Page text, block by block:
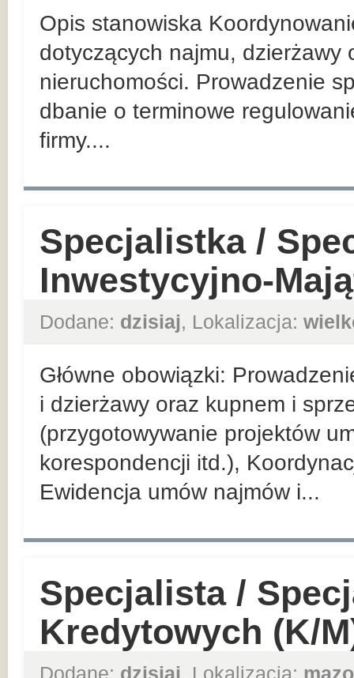
Opis stanowiska
dotyczących najmu, dzierżawy
nieruchomości. Prowadzenie
dbanie o terminowe
firmy....
Specjalistka /
Inwestycyjno-
Dodane: dzisiaj, Lokalizacja:
Główne obowiązki:
i dzierżawy oraz kupnem i
(przygotowywanie projektów
korespondencji itd.),
Ewidencja umów najmów i...
Specjalista /
Kredytowych (K/
Dodane: dzisiaj, Lokalizacja: